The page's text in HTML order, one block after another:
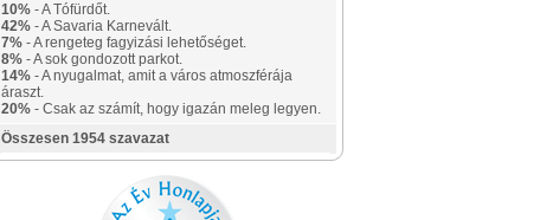
10% - A Tófürdőt.
42% - A Savaria Karnevált.
7% - A rengeteg fagyizási lehetőséget.
8% - A sok gondozott parkot.
14% - A nyugalmat, amit a város atmoszférája
áraszt.
20% - Csak az számít, hogy igazán meleg legyen.
Összesen 1954 szavazat